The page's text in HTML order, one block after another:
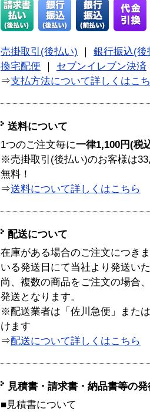
売掛取引(後払い)
銀行振込(後
換宅配便
セブンイレブン決済
⇒支払方法について詳しくはこ
送料について
1つのご注文毎に一律1,100円(税
※売掛取引(後払い)のお客様は
無料！
⇒送料について詳しくはこちら
配送について
在庫がある場合のご注文につき
いる発送日にて当社より発送い
尚、複数の商品をご注文の場合
発送となります。
※配送業者は「佐川急便」また
けます
⇒配送について詳しくはこちら
見積書・請求書・納品書等の
■見積書について